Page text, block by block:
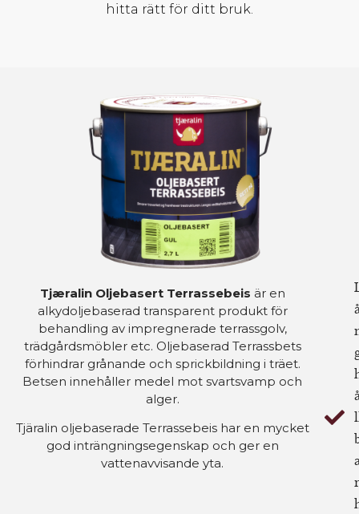
hitta rätt för ditt bruk.
Tjæralin Oljebasert Terrassebeis är en
alkydoljebaserad transparent produkt för
behandling av impregnerade terrassgolv,
trädgårdsmöbler etc. Oljebaserad Terrassbets
förhindrar grånande och sprickbildning i träet.
Betsen innehåller medel mot svartsvamp och
alger.
Tjäralin oljebaserade Terrassebeis har en mycket
god inträngningsegenskap och ger en
vattenavvisande yta.
r